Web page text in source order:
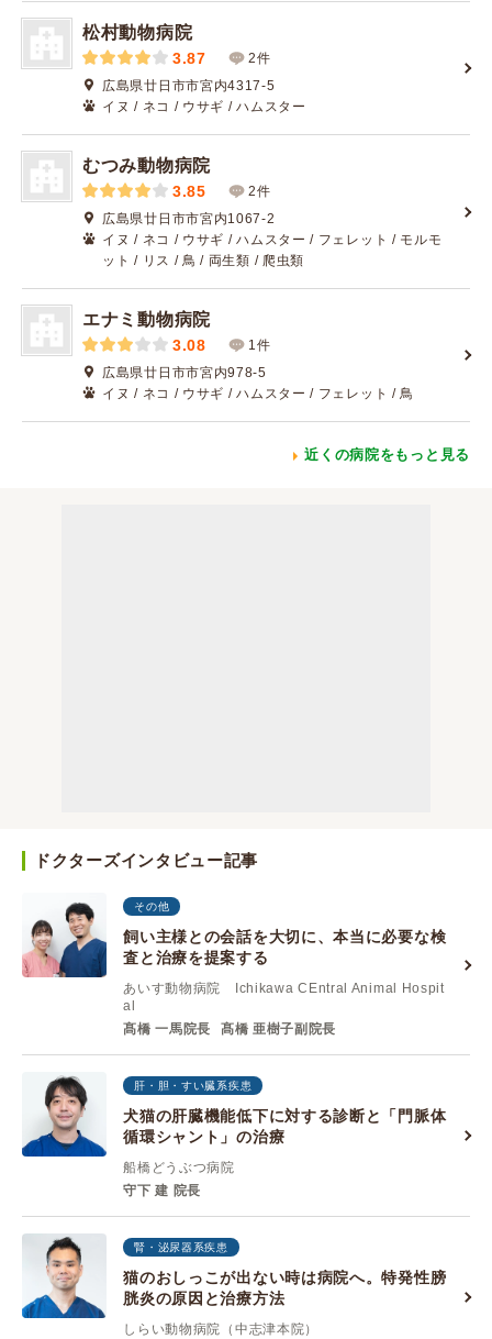
松村動物病院
3.87
2件
広島県廿日市市宮内4317-5
イヌ / ネコ / ウサギ / ハムスター
むつみ動物病院
3.85
2件
広島県廿日市市宮内1067-2
イヌ / ネコ / ウサギ / ハムスター / フェレット / モルモ
ット / リス / 鳥 / 両生類 / 爬虫類
エナミ動物病院
3.08
1件
広島県廿日市市宮内978-5
イヌ / ネコ / ウサギ / ハムスター / フェレット / 鳥
近くの病院をもっと見る
ドクターズインタビュー記事
その他
飼い主様との会話を大切に、本当に必要な検
査と治療を提案する
あいす動物病院 Ichikawa CEntral Animal Hospit
al
髙橋 一馬院長
髙橋 亜樹子副院長
肝・胆・すい臓系疾患
犬猫の肝臓機能低下に対する診断と「門脈体
循環シャント」の治療
船橋どうぶつ病院
守下 建 院長
腎・泌尿器系疾患
猫のおしっこが出ない時は病院へ。特発性膀
胱炎の原因と治療方法
しらい動物病院（中志津本院）